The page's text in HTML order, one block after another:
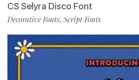
CS Selyra Disco Font
Decorative Fonts, Script Fonts